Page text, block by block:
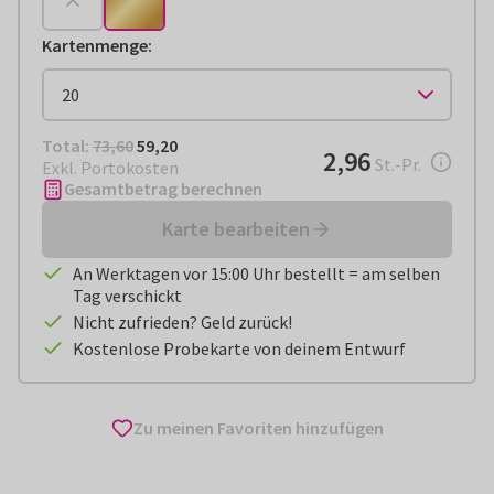
Kartenmenge:
Total: € 59,20
Total: 73,6059,20
Exkl. Portokosten
€ 2,96pro Stück
2,96 St.-Pr.
Gesamtbetrag berechnen
Karte bearbeiten
An Werktagen vor 15:00 Uhr bestellt = am selben
Tag verschickt
Nicht zufrieden? Geld zurück!
Kostenlose Probekarte von deinem Entwurf
Zu meinen Favoriten hinzufügen